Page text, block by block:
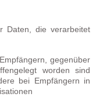
die verarbeitet
gegenüber
worden sind
bei Empfängern in